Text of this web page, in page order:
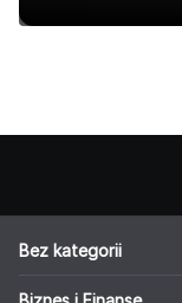
Bez kategorii